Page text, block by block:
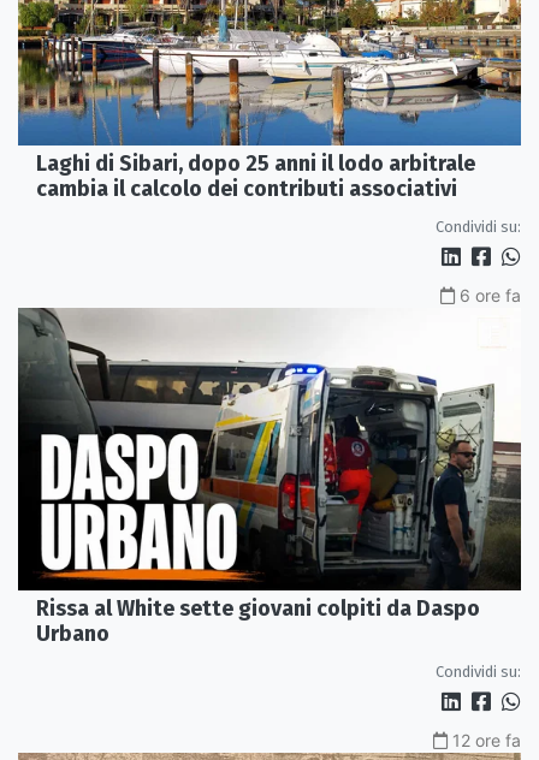
Laghi di Sibari, dopo 25 anni il lodo arbitrale
cambia il calcolo dei contributi associativi
Condividi su:
6 ore fa
Rissa al White sette giovani colpiti da Daspo
Urbano
Condividi su:
12 ore fa